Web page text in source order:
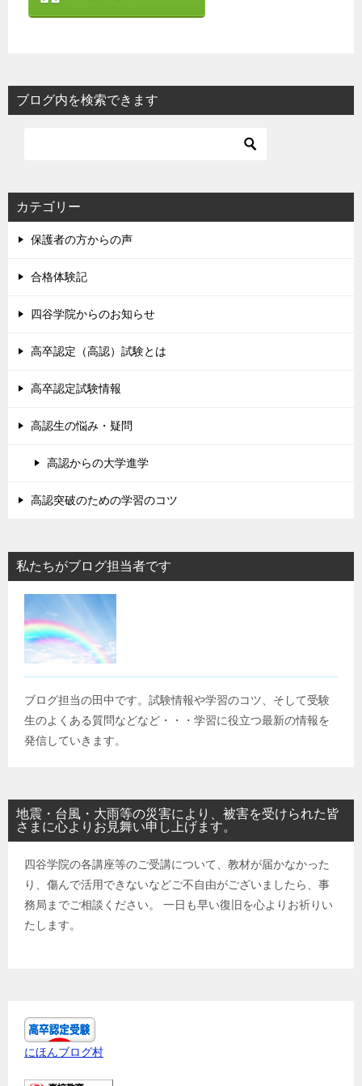
ブログ内を検索できます
カテゴリー
保護者の方からの声
合格体験記
四谷学院からのお知らせ
高卒認定（高認）試験とは
高卒認定試験情報
高認生の悩み・疑問
高認からの大学進学
高認突破のための学習のコツ
私たちがブログ担当者です
ブログ担当の田中です。試験情報や学習のコツ、そして受験
生のよくある質問などなど・・・学習に役立つ最新の情報を
発信していきます。
地震・台風・大雨等の災害により、被害を受けられた皆
さまに心よりお見舞い申し上げます。
四谷学院の各講座等のご受講について、教材が届かなかった
り、傷んで活用できないなどご不自由がございましたら、事
務局までご相談ください。 一日も早い復旧を心よりお祈りい
たします。
にほんブログ村